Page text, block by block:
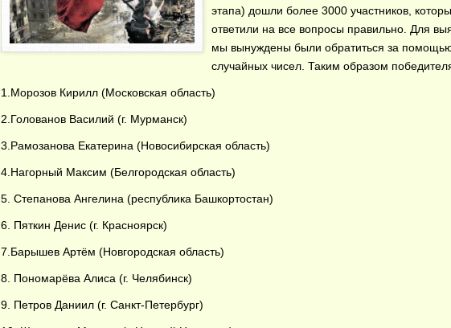
этапа) дошли более 3000 участников,
ответили на все вопросы правильно. Для
мы вынуждены были обратиться за помощью
случайных чисел. Таким образом
1.Морозов Кирилл (Московская область)
2.Голованов Василий (г. Мурманск)
3.Рамозанова Екатерина (Новосибирская область)
4.Нагорный Максим (Белгородская область)
5. Степанова Ангелина (республика Башкортостан)
6. Пяткин Денис (г. Красноярск)
7.Барышев Артём (Новгородская область)
8. Пономарёва Алиса (г. Челябинск)
9. Петров Даниил (г. Санкт-Петербург)